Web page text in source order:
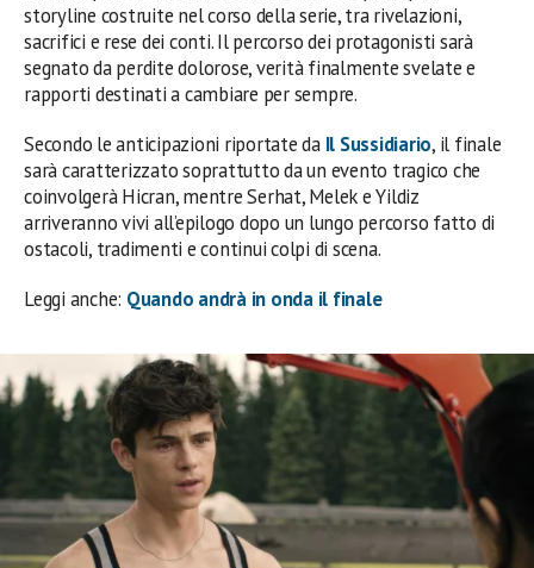
storyline costruite nel corso della serie, tra rivelazioni,
sacrifici e rese dei conti. Il percorso dei protagonisti sarà
segnato da perdite dolorose, verità finalmente svelate e
rapporti destinati a cambiare per sempre.
Secondo le anticipazioni riportate da Il Sussidiario, il finale
sarà caratterizzato soprattutto da un evento tragico che
coinvolgerà Hicran, mentre Serhat, Melek e Yildiz
arriveranno vivi all’epilogo dopo un lungo percorso fatto di
ostacoli, tradimenti e continui colpi di scena.
Leggi anche: Quando andrà in onda il finale